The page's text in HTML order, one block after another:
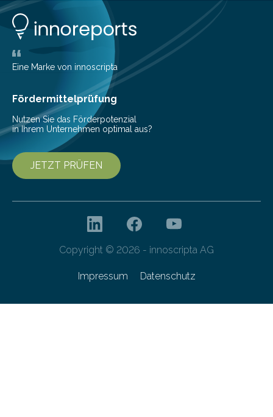
Eine Marke von innoscripta
Fördermittelprüfung
Nutzen Sie das Förderpotenzial
in Ihrem Unternehmen optimal aus?
JETZT PRÜFEN
Copyright © 2026 - innoscripta AG
Impressum Datenschutz